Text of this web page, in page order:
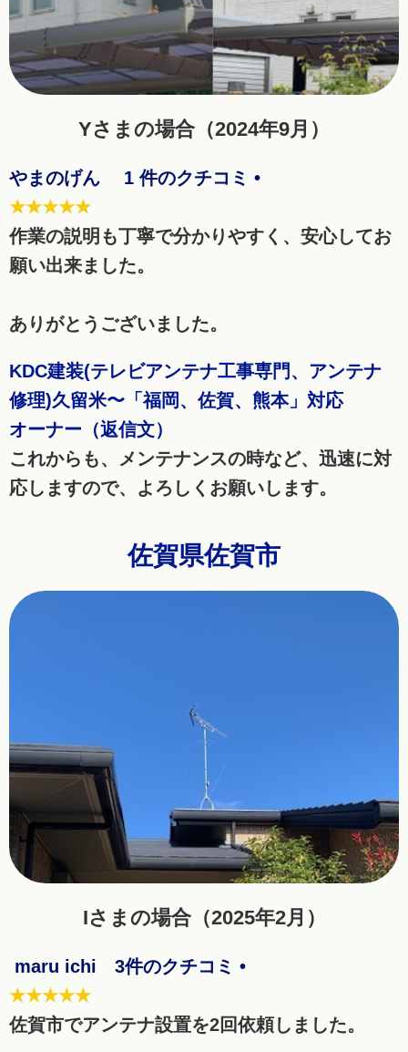
Yさまの場合（2024年9月）
やまのげん 1 件のクチコミ •
★★★★★
作業の説明も丁寧で分かりやすく、安心してお
願い出来ました。
ありがとうございました。
KDC建装(テレビアンテナ工事専門、アンテナ
修理)久留米〜「福岡、佐賀、熊本」対応
オーナー（返信文）
これからも、メンテナンスの時など、迅速に対
応しますので、よろしくお願いします。
佐賀県佐賀市
Iさまの場合（2025年2月）
maru ichi 3件のクチコミ •
★★★★★
佐賀市でアンテナ設置を2回依頼しました。